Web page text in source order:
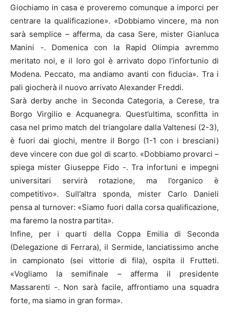
Giochiamo in casa e proveremo comunque a imporci per
centrare la qualificazione». «Dobbiamo vincere, ma non
sarà semplice – afferma, da casa Sere, mister Gianluca
Manini -. Domenica con la Rapid Olimpia avremmo
meritato noi, e il loro gol è arrivato dopo l’infortunio di
Modena. Peccato, ma andiamo avanti con fiducia». Tra i
pali giocherà il nuovo arrivato Alexander Freddi.
Sarà derby anche in Seconda Categoria, a Cerese, tra
Borgo Virgilio e Acquanegra. Quest’ultima, sconfitta in
casa nel primo match del triangolare dalla Valtenesi (2-3),
è fuori dai giochi, mentre il Borgo (1-1 con i bresciani)
deve vincere con due gol di scarto. «Dobbiamo provarci –
spiega mister Giuseppe Fido -. Tra infortuni e impegni
universitari servirà rotazione, ma l’organico è
competitivo». Sull’altra sponda, mister Carlo Danieli
pensa al turnover: «Siamo fuori dalla corsa qualificazione,
ma faremo la nostra partita».
Infine, per i quarti della Coppa Emilia di Seconda
(Delegazione di Ferrara), il Sermide, lanciatissimo anche
in campionato (sei vittorie di fila), ospita il Frutteti.
«Vogliamo la semifinale – afferma il presidente
Massarenti -. Non sarà facile, affrontiamo una squadra
forte, ma siamo in gran forma».